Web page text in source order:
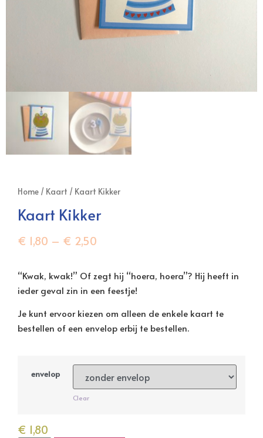
Home / Kaart / Kaart Kikker
Kaart Kikker
€ 1,80 – € 2,50
“Kwak, kwak!” Of zegt hij “hoera, hoera”? Hij heeft in
ieder geval zin in een feestje!
Je kunt ervoor kiezen om alleen de enkele kaart te
bestellen of een envelop erbij te bestellen.
envelop
Clear
€ 1,80